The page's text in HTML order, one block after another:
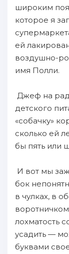
широким
которое я
ей
воздушно-
имя Полли.
Джеф на
детского
«собачку»
сколько ей
бы пять или
И вот мы
бок
в чулках, в
лохматость
усадить —
буквами